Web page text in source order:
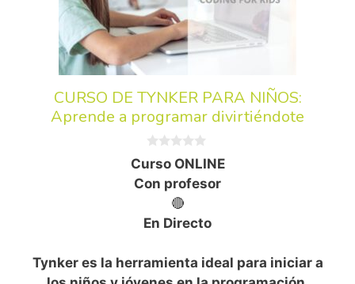
CURSO DE TYNKER PARA NIÑOS:
Aprende a programar divirtiéndote
d
e
5
Curso ONLINE
Con profesor
🔴
En Directo
Tynker es la herramienta ideal para iniciar a